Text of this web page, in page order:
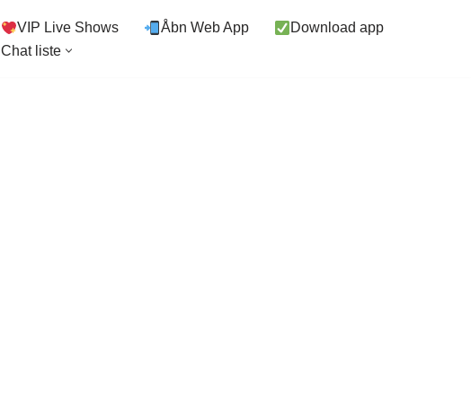
VIP Live Shows Åbn Web App
Download app
Chat liste